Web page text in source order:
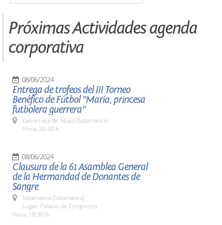
Próximas Actividades agenda
corporativa
08/06/2024
Entrega de trofeos del III Torneo
Benéfico de Fútbol "María, princesa
futbolera guerrera"
Calvarrasa de Abajo (Salamanca)
Hora: 20:30 h.
08/06/2024
Clausura de la 61 Asamblea General
de la Hermandad de Donantes de
Sangre
Salamanca (Salamanca)
Lugar: Palacio de Congresos
Hora: 18:30 h.